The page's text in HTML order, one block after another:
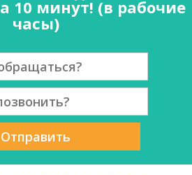
10 минут! (в рабочие
часы)
Отправить